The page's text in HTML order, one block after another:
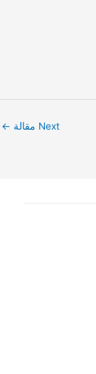
Next مقالة ←